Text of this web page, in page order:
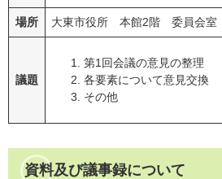
場所 大東市役所 本館2階 委員会室
議題
第1回会議の意見の整理
各要素について意見交換
その他
資料及び議事録について